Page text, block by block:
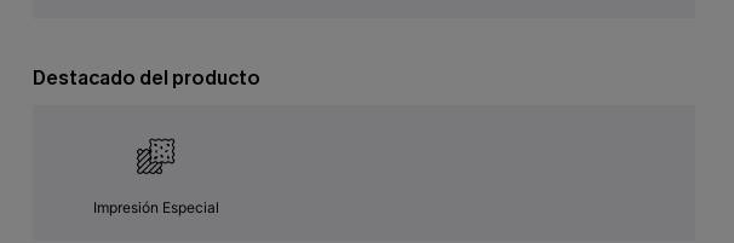
Destacado del producto
Impresión Especial